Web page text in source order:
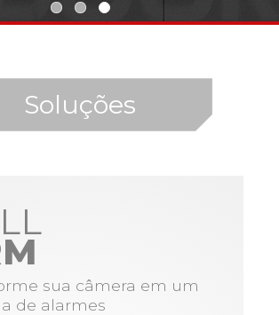
Soluções
sua câmera em um
de alarmes